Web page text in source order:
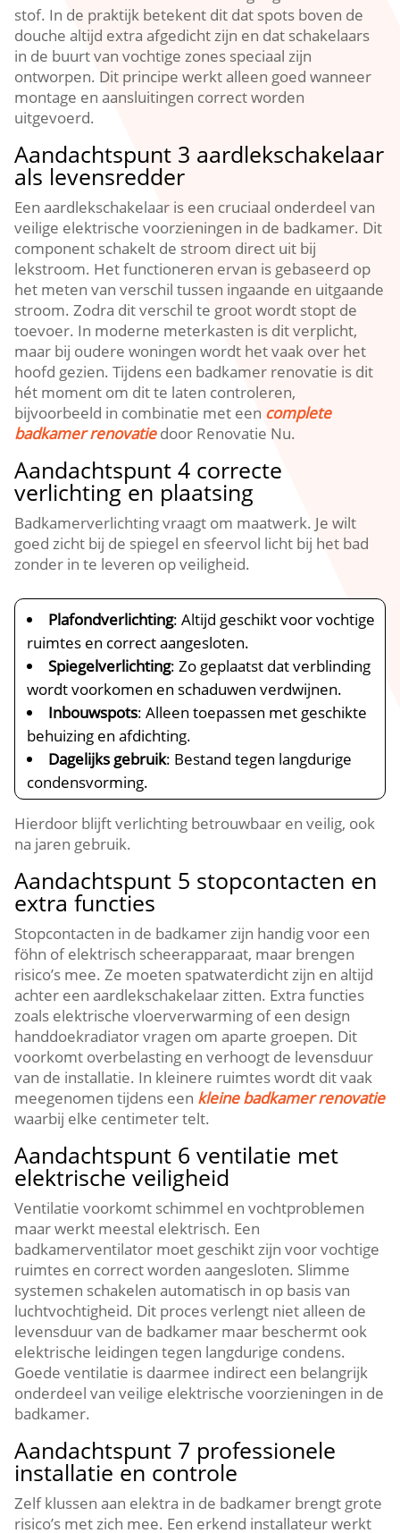
stof.​ In de praktijk betekent dit dat spots boven de
douche altijd extra afgedicht zijn en dat schakelaars
in de buurt van vochtige zones speciaal zijn
ontworpen.​ Dit principe werkt alleen goed wanneer
montage en aansluitingen correct worden
uitgevoerd.​
Aandachtspunt 3 aardlekschakelaar
als levensredder
Een aardlekschakelaar is een cruciaal onderdeel van
veilige elektrische voorzieningen in de badkamer.​ Dit
component schakelt de stroom direct uit bij
lekstroom.​ Het functioneren ervan is gebaseerd op
het meten van verschil tussen ingaande en uitgaande
stroom.​ Zodra dit verschil te groot wordt stopt de
toevoer.​ In moderne meterkasten is dit verplicht,
maar bij oudere woningen wordt het vaak over het
hoofd gezien.​ Tijdens een badkamer renovatie is dit
hét moment om dit te laten controleren,
bijvoorbeeld in combinatie met een complete
badkamer renovatiedoor Renovatie Nu.​
Aandachtspunt 4 correcte
verlichting en plaatsing
Badkamerverlichting vraagt om maatwerk.​ Je wilt
goed zicht bij de spiegel en sfeervol licht bij het bad
zonder in te leveren op veiligheid.​
Plafondverlichting: Altijd geschikt voor vochtige
ruimtes en correct aangesloten.​
Spiegelverlichting: Zo geplaatst dat verblinding
wordt voorkomen en schaduwen verdwijnen.​
Inbouwspots: Alleen toepassen met geschikte
behuizing en afdichting.​
Dagelijks gebruik: Bestand tegen langdurige
condensvorming.​
Hierdoor blijft verlichting betrouwbaar en veilig, ook
na jaren gebruik.​
Aandachtspunt 5 stopcontacten en
extra functies
Stopcontacten in de badkamer zijn handig voor een
föhn of elektrisch scheerapparaat, maar brengen
risico’s mee.​ Ze moeten spatwaterdicht zijn en altijd
achter een aardlekschakelaar zitten.​ Extra functies
zoals elektrische vloerverwarming of een design
handdoekradiator vragen om aparte groepen.​ Dit
voorkomt overbelasting en verhoogt de levensduur
van de installatie.​ In kleinere ruimtes wordt dit vaak
meegenomen tijdens een kleine badkamer renovatie
waarbij elke centimeter telt.​
Aandachtspunt 6 ventilatie met
elektrische veiligheid
Ventilatie voorkomt schimmel en vochtproblemen
maar werkt meestal elektrisch.​ Een
badkamerventilator moet geschikt zijn voor vochtige
ruimtes en correct worden aangesloten.​ Slimme
systemen schakelen automatisch in op basis van
luchtvochtigheid.​ Dit proces verlengt niet alleen de
levensduur van de badkamer maar beschermt ook
elektrische leidingen tegen langdurige condens.​
Goede ventilatie is daarmee indirect een belangrijk
onderdeel van veilige elektrische voorzieningen in de
badkamer.​
Aandachtspunt 7 professionele
installatie en controle
Zelf klussen aan elektra in de badkamer brengt grote
risico’s met zich mee.​ Een erkend installateur werkt